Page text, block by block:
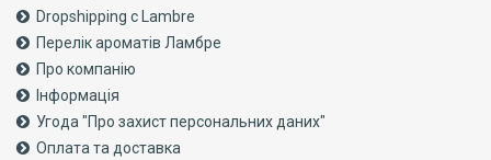
Dropshipping с Lambre
Перелік ароматів Ламбре
Про компанiю
Інформація
Угода "Про захист персональних даних"
Оплата та доставка